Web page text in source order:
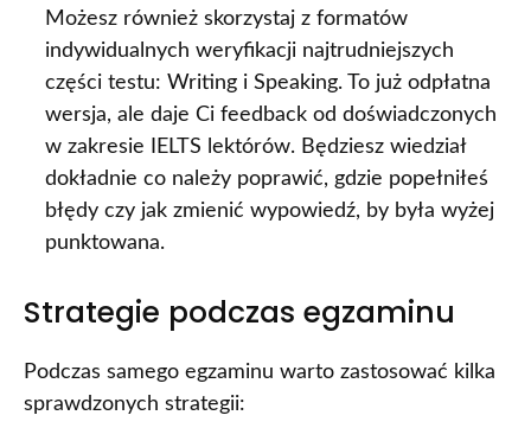
Możesz również skorzystaj z formatów
indywidualnych weryfikacji najtrudniejszych
części testu: Writing i Speaking. To już odpłatna
wersja, ale daje Ci feedback od doświadczonych
w zakresie IELTS lektórów. Będziesz wiedział
dokładnie co należy poprawić, gdzie popełniłeś
błędy czy jak zmienić wypowiedź, by była wyżej
punktowana.
Strategie podczas egzaminu
Podczas samego egzaminu warto zastosować kilka
sprawdzonych strategii: